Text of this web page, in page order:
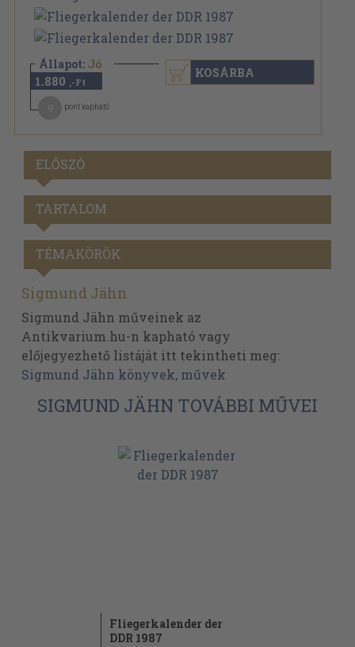
Állapot: Jó
1.880 ,-Ft
pont kapható
KOSÁRBA
ELŐSZÓ
TARTALOM
TÉMAKÖRÖK
Sigmund Jähn
Sigmund Jähn műveinek az
Antikvarium.hu-n kapható vagy
előjegyezhető listáját itt tekintheti meg:
Sigmund Jähn könyvek, művek
SIGMUND JÄHN TOVÁBBI MŰVEI
Fliegerkalender der
DDR 1987